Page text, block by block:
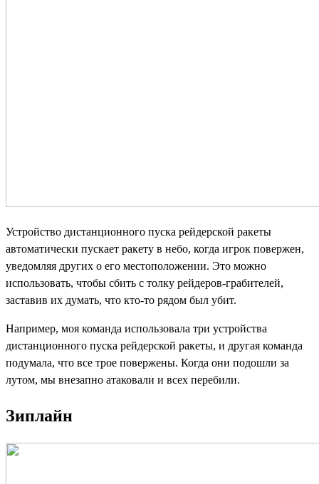
Устройство дистанционного пуска рейдерской ракеты
автоматически пускает ракету в небо, когда игрок повержен,
уведомляя других о его местоположении. Это можно
использовать, чтобы сбить с толку рейдеров-грабителей,
заставив их думать, что кто-то рядом был убит.
Например, моя команда использовала три устройства
дистанционного пуска рейдерской ракеты, и другая команда
подумала, что все трое повержены. Когда они подошли за
лутом, мы внезапно атаковали и всех перебили.
Зиплайн